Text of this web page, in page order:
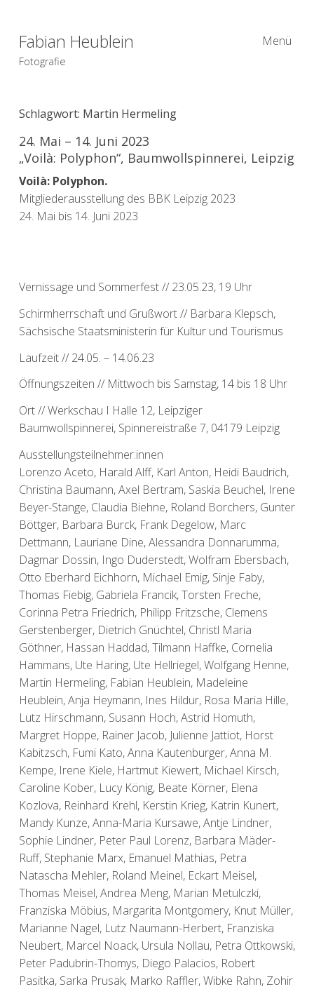
Fabian Heublein
Fotografie
Menü
Schlagwort: Martin Hermeling
24. Mai – 14. Juni 2023
„Voilà: Polyphon“, Baumwollspinnerei, Leipzig
Voilà: Polyphon.
Mitgliederausstellung des BBK Leipzig 2023
24. Mai bis 14. Juni 2023
Vernissage und Sommerfest // 23.05.23, 19 Uhr
Schirmherrschaft und Grußwort // Barbara Klepsch,
Sächsische Staatsministerin für Kultur und Tourismus
Laufzeit // 24.05. – 14.06.23
Öffnungszeiten // Mittwoch bis Samstag, 14 bis 18 Uhr
Ort // Werkschau I Halle 12, Leipziger
Baumwollspinnerei, Spinnereistraße 7, 04179 Leipzig
Ausstellungsteilnehmer:innen
Lorenzo Aceto, Harald Alff, Karl Anton, Heidi Baudrich,
Christina Baumann, Axel Bertram, Saskia Beuchel, Irene
Beyer-Stange, Claudia Biehne, Roland Borchers, Gunter
Böttger, Barbara Burck, Frank Degelow, Marc
Dettmann, Lauriane Dine, Alessandra Donnarumma,
Dagmar Dossin, Ingo Duderstedt, Wolfram Ebersbach,
Otto Eberhard Eichhorn, Michael Emig, Sinje Faby,
Thomas Fiebig, Gabriela Francik, Torsten Freche,
Corinna Petra Friedrich, Philipp Fritzsche, Clemens
Gerstenberger, Dietrich Gnüchtel, Christl Maria
Göthner, Hassan Haddad, Tilmann Haffke, Cornelia
Hammans, Ute Haring, Ute Hellriegel, Wolfgang Henne,
Martin Hermeling, Fabian Heublein, Madeleine
Heublein, Anja Heymann, Ines Hildur, Rosa Maria Hille,
Lutz Hirschmann, Susann Hoch, Astrid Homuth,
Margret Hoppe, Rainer Jacob, Julienne Jattiot, Horst
Kabitzsch, Fumi Kato, Anna Kautenburger, Anna M.
Kempe, Irene Kiele, Hartmut Kiewert, Michael Kirsch,
Caroline Kober, Lucy König, Beate Körner, Elena
Kozlova, Reinhard Krehl, Kerstin Krieg, Katrin Kunert,
Mandy Kunze, Anna-Maria Kursawe, Antje Lindner,
Sophie Lindner, Peter Paul Lorenz, Barbara Mäder-
Ruff, Stephanie Marx, Emanuel Mathias, Petra
Natascha Mehler, Roland Meinel, Eckart Meisel,
Thomas Meisel, Andrea Meng, Marian Metulczki,
Franziska Möbius, Margarita Montgomery, Knut Müller,
Marianne Nagel, Lutz Naumann-Herbert, Franziska
Neubert, Marcel Noack, Ursula Nollau, Petra Ottkowski,
Peter Padubrin-Thomys, Diego Palacios, Robert
Pasitka, Sarka Prusak, Marko Raffler, Wibke Rahn, Zohir